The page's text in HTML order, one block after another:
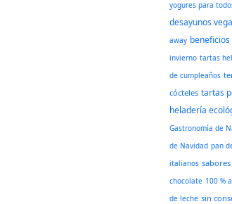
yogures para
desayunos
away beneficios
invierno tartas
de cumpleaños
cócteles tartas
heladería
Gastronomía de
de Navidad pan
italianos sabores
chocolate 100 %
de leche sin